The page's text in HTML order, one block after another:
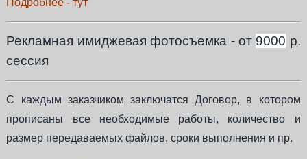
Подробнее - тут
Рекламная имиджевая фотосъемка - от 9000 р.
сессия
С каждым заказчиком заключатся Договор, в котором
прописаны все необходимые работы, количество и
размер передаваемых файлов, сроки выполнения и пр.